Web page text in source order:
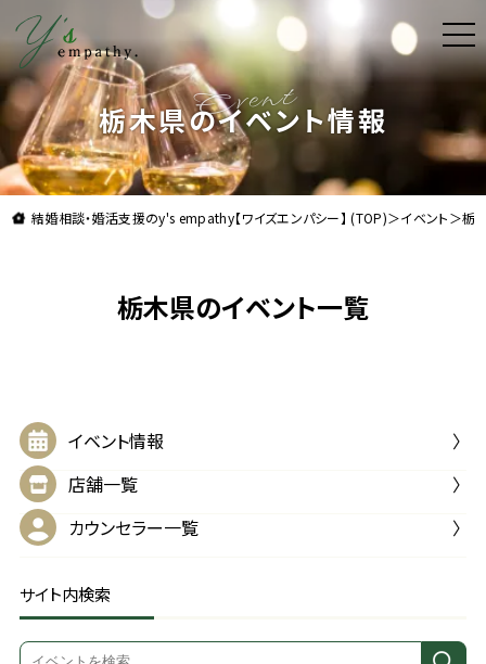
理想よりも理想の結婚をお届け。結婚相談・
栃木県のイベント情報
結婚相談・婚活支援のy's empathy【ワイズエンパシー】 (TOP)＞イベント＞栃
栃木県のイベント一覧
イベント情報
店舗一覧
カウンセラー一覧
サイト内検索
t
o
g
g
n
a
v
g
a
t